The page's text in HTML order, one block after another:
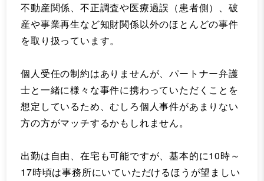
不動産関係、不正調査や医療過誤（患者側）、破
産や事業再生など知財関係以外のほとんどの事件
を取り扱っています。
個人受任の制約はありませんが、パートナー弁護
士と一緒に様々な事件に携わっていただくことを
想定しているため、むしろ個人事件があまりない
方の方がマッチするかもしれません。
出勤は自由、在宅も可能ですが、基本的に10時～
17時頃は事務所にいていただけるほうが望ましい